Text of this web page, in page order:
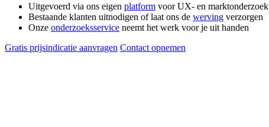
Uitgevoerd via ons eigen platform voor UX- en marktonderzoek
Bestaande klanten uitnodigen of laat ons de werving verzorgen
Onze onderzoeksservice neemt het werk voor je uit handen
Gratis prijsindicatie aanvragen Contact opnemen